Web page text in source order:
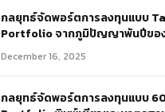
กลยุทธ์จัดพอร์ตการลงทุนแบบ
Portfolio จากภูมิปัญญาพันปีขอ
December 16, 2025
กลยุทธ์จัดพอร์ตการลงทุนแบบ